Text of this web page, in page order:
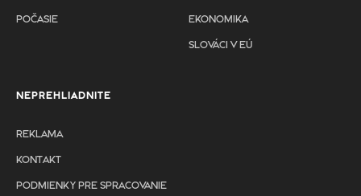
POČASIE EKONOMIKA
SLOVÁCI V EÚ
NEPREHLIADNITE
REKLAMA
KONTAKT
PODMIENKY PRE SPRACOVANIE